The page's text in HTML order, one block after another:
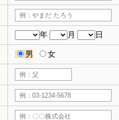
年 月 日
男 女